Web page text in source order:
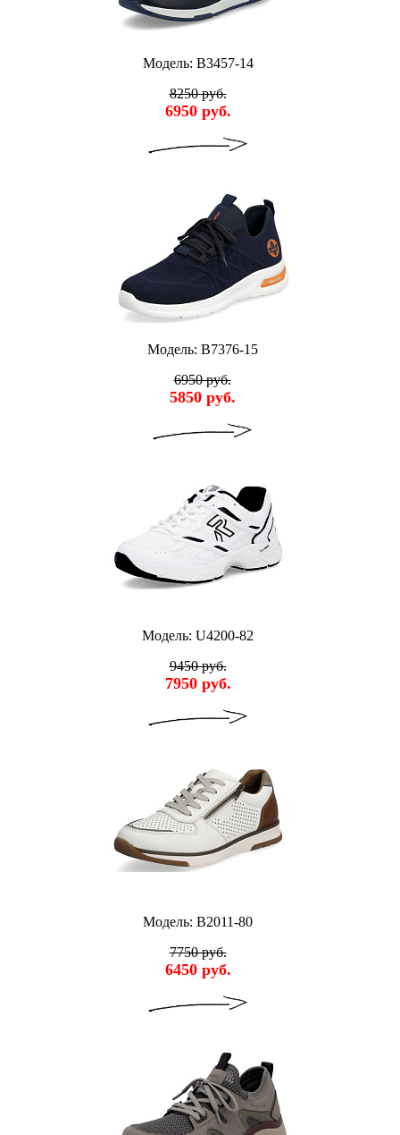
Модель: B3457-14
8250 руб.
6950 руб.
Модель: B7376-15
6950 руб.
5850 руб.
Модель: U4200-82
9450 руб.
7950 руб.
Модель: B2011-80
7750 руб.
6450 руб.